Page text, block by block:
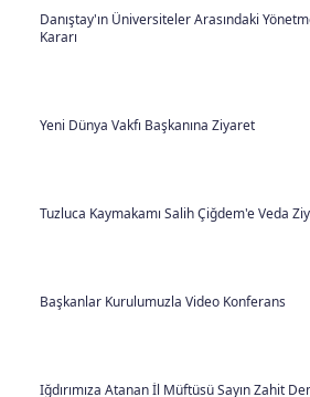
Danıştay'ın Üniversiteler Arasındaki
Kararı
Yeni Dünya Vakfı Başkanına Ziyaret
Tuzluca Kaymakamı Salih Çiğdem'e Veda
Başkanlar Kurulumuzla Video Konferans
Iğdırımıza Atanan İl Müftüsü Sayın Zahit